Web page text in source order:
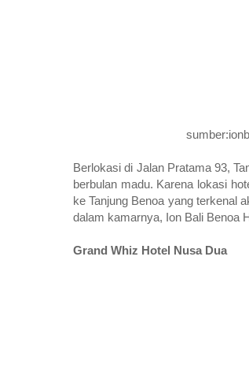
Berlokasi di Jalan Pratama 93,
berbulan madu. Karena lokasi
ke Tanjung Benoa yang terkenal
dalam kamarnya, Ion Bali Benoa
Grand Whiz Hotel Nusa Dua